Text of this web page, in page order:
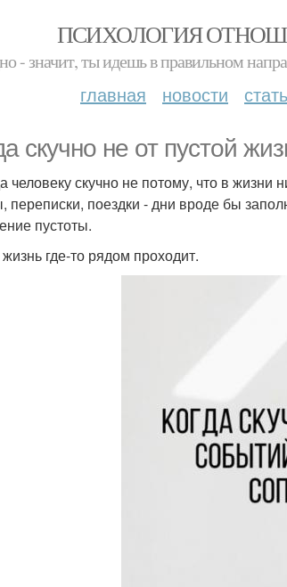
ПСИХОЛОГИЯ
- значит, ты идешь в правильном
главная новости
скучно не от пустой
человеку скучно не потому, что в жизни
переписки, поездки - дни вроде бы
пустоты.
где-то рядом проходит.